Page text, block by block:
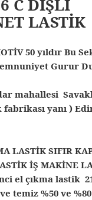
C DİŞLİ
LASTİK
50 yıldır Bu
Gurur
mahallesi
yanı )
LASTİK SIFIR
İŞ MAKİNE
el çıkma lastik
temiz %50 ve